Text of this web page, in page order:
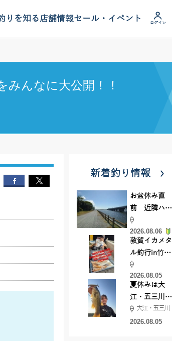
りを知る店舗情報セール・イベント ログイン
んなに大公開！！
新着釣り情報
お盆休み直
前 近隣ハゼ
釣り場調査し
てきました
2026.08.06
敦賀イカメタ
ル釣行in竹宝
丸様 釣り方で
釣果が激変！
竿頭を取った
パターンと
は？
2026.08.05
夏休みは大
江・五三川で
バスフィッシ
ング♪
大江・五三川
2026.08.05